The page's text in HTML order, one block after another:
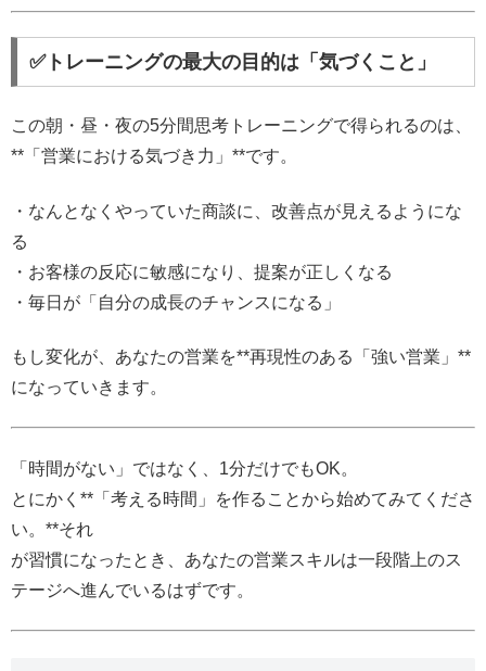
✅トレーニングの最大の目的は「気づくこと」
この朝・昼・夜の5分間思考トレーニングで得られるのは、
**「営業における気づき力」**です。
・なんとなくやっていた商談に、改善点が見えるようにな
る
・お客様の反応に敏感になり、提案が正しくなる
・毎日が「自分の成長のチャンスになる」
もし変化が、あなたの営業を**再現性のある「強い営業」**
になっていきます。
「時間がない」ではなく、1分だけでもOK。
とにかく**「考える時間」を作ることから始めてみてくださ
い。**それ
が習慣になったとき、あなたの営業スキルは一段階上のス
テージへ進んでいるはずです。